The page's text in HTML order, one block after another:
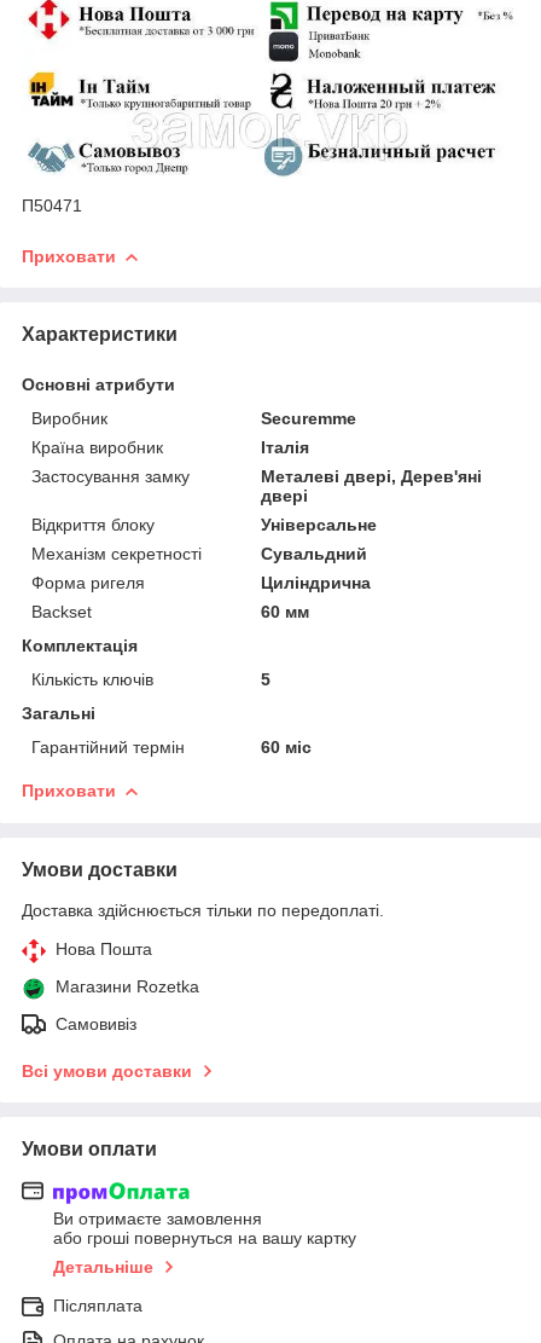
П50471
Приховати
Характеристики
Основні атрибути
Виробник
Securemme
Країна виробник
Італія
Застосування замку
Металеві двері, Дерев'яні
двері
Відкриття блоку
Універсальне
Механізм секретності
Сувальдний
Форма ригеля
Циліндрична
Backset
60 мм
Комплектація
Кількість ключів
5
Загальні
Гарантійний термін
60 міс
Приховати
Умови доставки
Доставка здійснюється тільки по передоплаті.
Нова Пошта
Магазини Rozetka
Самовивіз
Всі умови доставки
Умови оплати
Ви отримаєте замовлення
або гроші повернуться на вашу картку
Детальніше
Післяплата